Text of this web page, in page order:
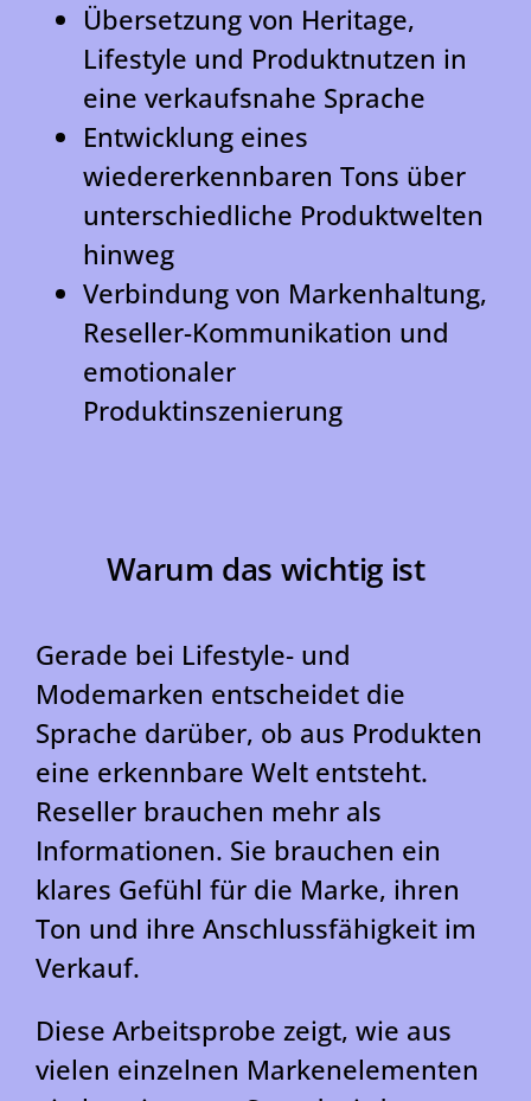
Übersetzung von Heritage,
Lifestyle und Produktnutzen in
eine verkaufsnahe Sprache
Entwicklung eines
wiedererkennbaren Tons über
unterschiedliche Produktwelten
hinweg
Verbindung von Markenhaltung,
Reseller-Kommunikation und
emotionaler
Produktinszenierung
Warum das wichtig ist
Gerade bei Lifestyle- und
Modemarken entscheidet die
Sprache darüber, ob aus Produkten
eine erkennbare Welt entsteht.
Reseller brauchen mehr als
Informationen. Sie brauchen ein
klares Gefühl für die Marke, ihren
Ton und ihre Anschlussfähigkeit im
Verkauf.
Diese Arbeitsprobe zeigt, wie aus
vielen einzelnen Markenelementen